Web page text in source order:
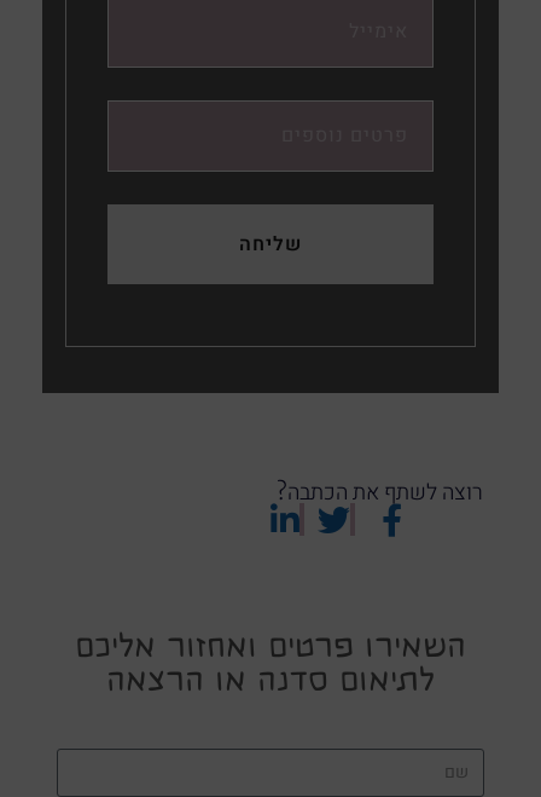
שליחה
רוצה לשתף את הכתבה?
השאירו פרטים ואחזור אליכם
לתיאום סדנה או הרצאה